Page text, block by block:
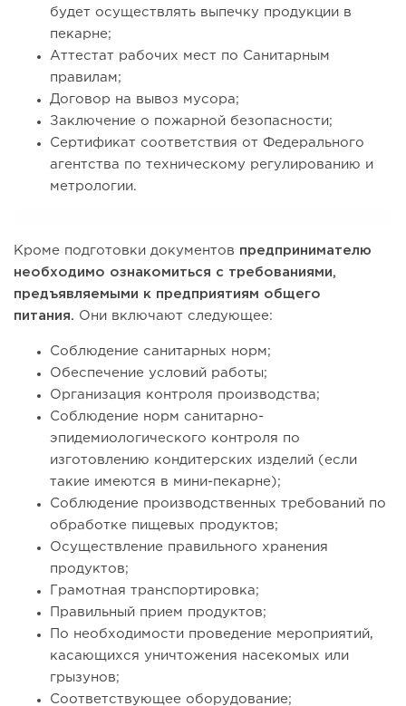
будет осуществлять выпечку продукции в
пекарне;
Аттестат рабочих мест по Санитарным
правилам;
Договор на вывоз мусора;
Заключение о пожарной безопасности;
Сертификат соответствия от Федерального
агентства по техническому регулированию и
метрологии.
Кроме подготовки документов предпринимателю
необходимо ознакомиться с требованиями,
предъявляемыми к предприятиям общего
питания. Они включают следующее:
Соблюдение санитарных норм;
Обеспечение условий работы;
Организация контроля производства;
Соблюдение норм санитарно-
эпидемиологического контроля по
изготовлению кондитерских изделий (если
такие имеются в мини-пекарне);
Соблюдение производственных требований по
обработке пищевых продуктов;
Осуществление правильного хранения
продуктов;
Грамотная транспортировка;
Правильный прием продуктов;
По необходимости проведение мероприятий,
касающихся уничтожения насекомых или
грызунов;
Соответствующее оборудование;